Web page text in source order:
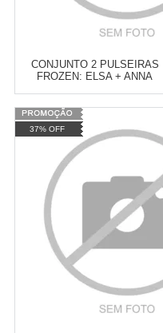
CONJUNTO 2 PULSEIRAS
FROZEN: ELSA + ANNA
Varejo:
Atacado: R$ 2.550,90 (Apenas
Revendedor)
10 x
Cat:
COMPRAR
37% OFF